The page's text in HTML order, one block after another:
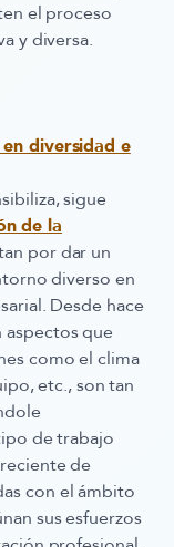
el proceso
y diversa.
diversidad e
sigue
de la
por dar un
diverso en
Desde hace
que
como el clima
etc., son tan
de trabajo
de
con el ámbito
sus esfuerzos